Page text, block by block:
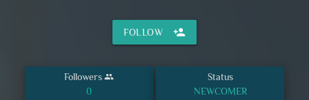
FOLLOW person_add
Followers group
0
Status
NEWCOMER